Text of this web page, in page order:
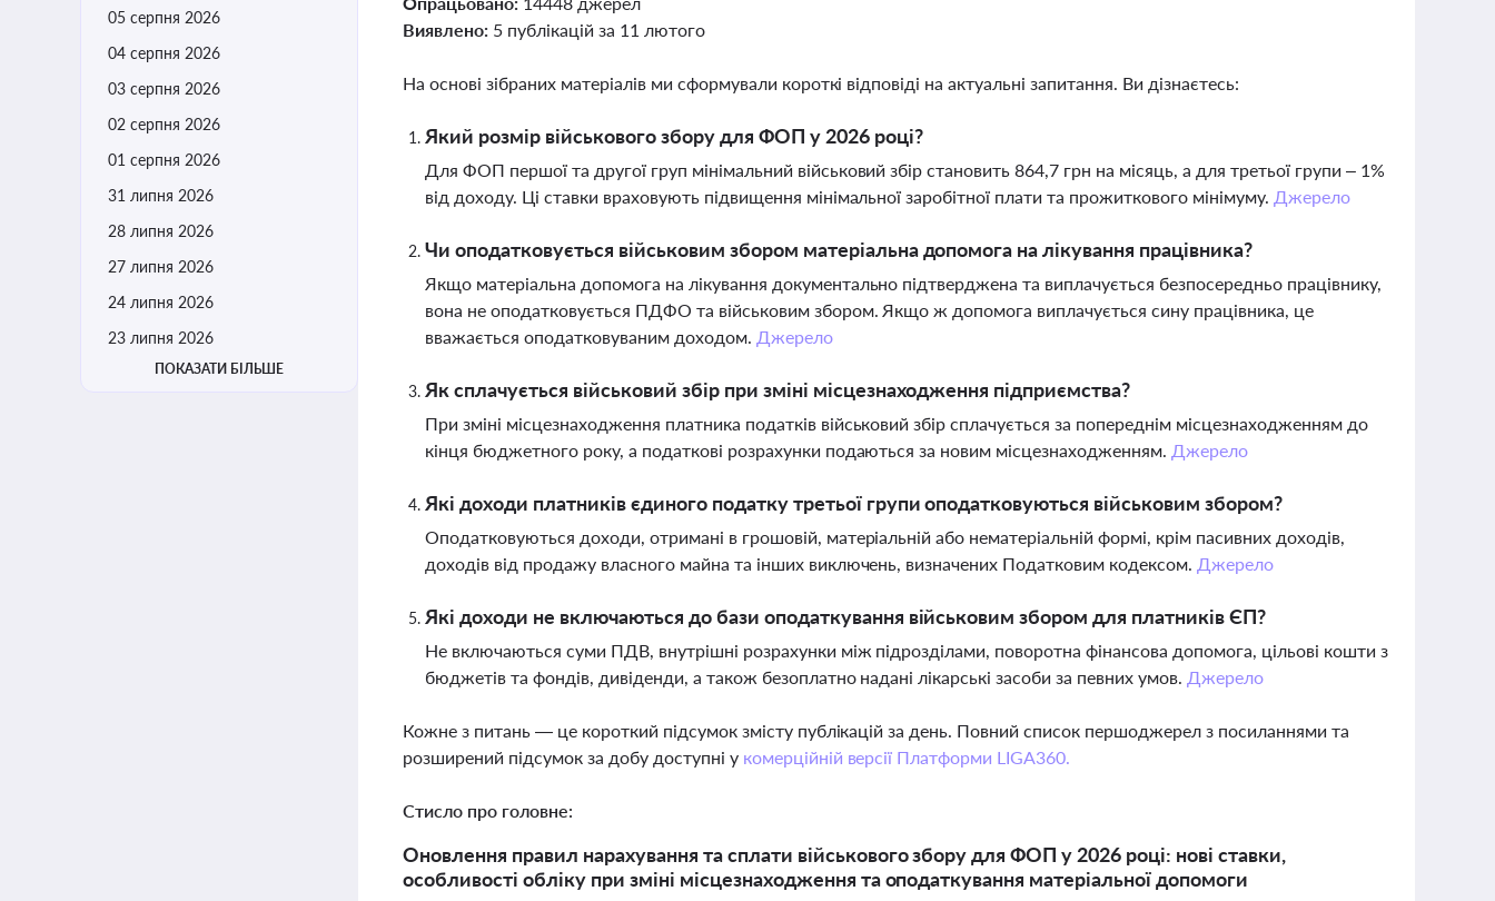
05 серпня 2026
04 серпня 2026
03 серпня 2026
02 серпня 2026
01 серпня 2026
31 липня 2026
28 липня 2026
27 липня 2026
24 липня 2026
23 липня 2026
ПОКАЗАТИ БІЛЬШЕ
Виявлено: 5 публікацій за 11 лютого
На основі зібраних матеріалів ми сформували короткі відповіді на актуальні запитання. Ви дізнаєтесь:
Який розмір військового збору для ФОП у 2026 році?
Для ФОП першої та другої груп мінімальний військовий збір становить 864,7 грн на місяць, а для третьої групи – 1%
від доходу. Ці ставки враховують підвищення мінімальної заробітної плати та прожиткового мінімуму. Джерело
Чи оподатковується військовим збором матеріальна допомога на лікування працівника?
Якщо матеріальна допомога на лікування документально підтверджена та виплачується безпосередньо працівнику,
вона не оподатковується ПДФО та військовим збором. Якщо ж допомога виплачується сину працівника, це
вважається оподатковуваним доходом. Джерело
Як сплачується військовий збір при зміні місцезнаходження підприємства?
При зміні місцезнаходження платника податків військовий збір сплачується за попереднім місцезнаходженням до
кінця бюджетного року, а податкові розрахунки подаються за новим місцезнаходженням. Джерело
Які доходи платників єдиного податку третьої групи оподатковуються військовим збором?
Оподатковуються доходи, отримані в грошовій, матеріальній або нематеріальній формі, крім пасивних доходів,
доходів від продажу власного майна та інших виключень, визначених Податковим кодексом. Джерело
Які доходи не включаються до бази оподаткування військовим збором для платників ЄП?
Не включаються суми ПДВ, внутрішні розрахунки між підрозділами, поворотна фінансова допомога, цільові кошти з
бюджетів та фондів, дивіденди, а також безоплатно надані лікарські засоби за певних умов. Джерело
Кожне з питань — це короткий підсумок змісту публікацій за день. Повний список першоджерел з посиланнями та
розширений підсумок за добу доступні у комерційній версії Платформи LIGA360.
Стисло про головне:
Оновлення правил нарахування та сплати військового збору для ФОП у 2026 році: нові ставки,
особливості обліку при зміні місцезнаходження та оподаткування матеріальної допомоги